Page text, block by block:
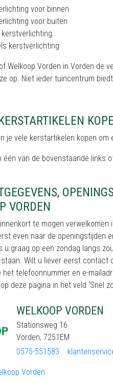
voor binnen
voor buiten
kerstverlichting
Welkoop Vorden in Vorden de
op. Niet ieder tuincentrum
je vele kerstartikelen kopen
één van de bovenstaande links
VORDEN
te mogen verwelkomen
even naar de openingstijden
u graag op een zondag langs
Wilt u liever eerst contact
het telefoonnummer en e-
deze pagina in het veld ‘Snel
WELKOOP VORDEN
Stationsweg 16
Vorden, 7251EM
0575-551583
Vorden